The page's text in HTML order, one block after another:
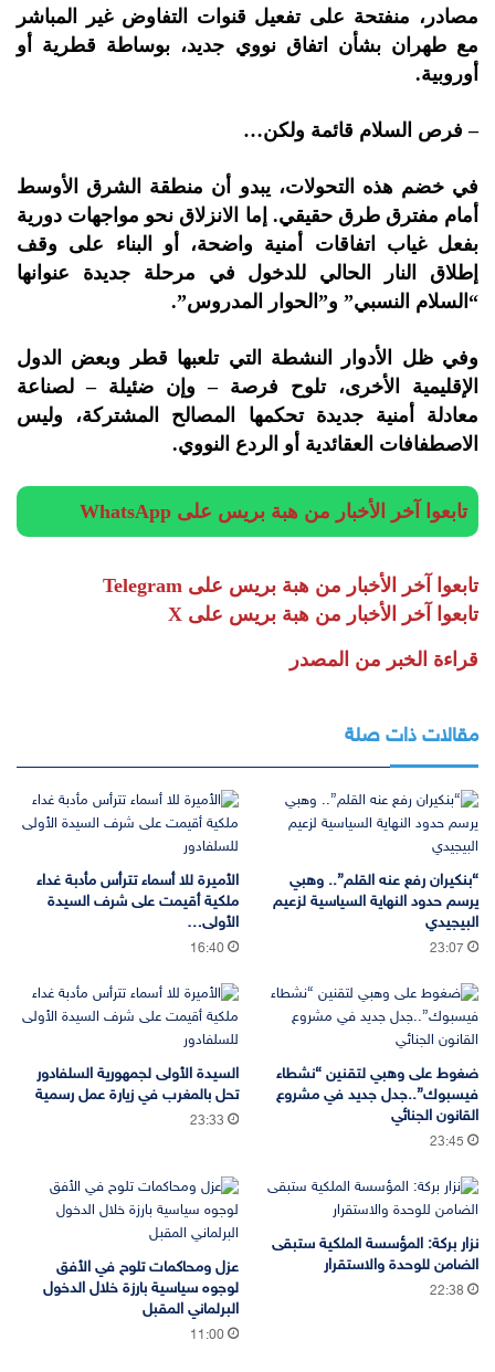
مصادر، منفتحة على تفعيل قنوات التفاوض غير المباشر
مع طهران بشأن اتفاق نووي جديد، بوساطة قطرية أو
أوروبية.
–فرص السلام قائمة ولكن…
في خضم هذه التحولات، يبدو أن منطقة الشرق الأوسط
أمام مفترق طرق حقيقي. إما الانزلاق نحو مواجهات دورية
بفعل غياب اتفاقات أمنية واضحة، أو البناء على وقف
إطلاق النار الحالي للدخول في مرحلة جديدة عنوانها
“السلام النسبي” و”الحوار المدروس”.
وفي ظل الأدوار النشطة التي تلعبها قطر وبعض الدول
الإقليمية الأخرى، تلوح فرصة – وإن ضئيلة – لصناعة
معادلة أمنية جديدة تحكمها المصالح المشتركة، وليس
الاصطفافات العقائدية أو الردع النووي.
تابعوا آخر الأخبار من هبة بريس على WhatsApp
تابعوا آخر الأخبار من هبة بريس على Telegram
تابعوا آخر الأخبار من هبة بريس على X
قراءة الخبر من المصدر
مقالات ذات صلة
“بنكيران رفع عنه القلم”.. وهبي
يرسم حدود النهاية السياسية لزعيم
البيجيدي
23:07
الأميرة للا أسماء تترأس مأدبة غداء
ملكية أقيمت على شرف السيدة
الأولى…
16:40
ضغوط على وهبي لتقنين “نشطاء
فيسبوك”..جدل جديد في مشروع
القانون الجنائي
23:45
السيدة الأولى لجمهورية السلفادور
تحل بالمغرب في زيارة عمل رسمية
23:33
نزار بركة: المؤسسة الملكية ستبقى
الضامن للوحدة والاستقرار
22:38
عزل ومحاكمات تلوح في الأفق
لوجوه سياسية بارزة خلال الدخول
البرلماني المقبل
11:00